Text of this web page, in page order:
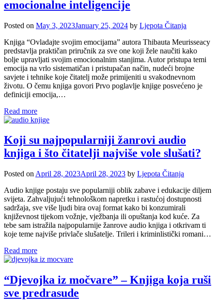
emocionalne inteligencije
Posted on May 3, 2023January 25, 2024 by Ljepota Čitanja
Knjiga “Ovladajte svojim emocijama” autora Thibauta Meurisseacy
predstavlja praktičan priručnik za sve one koji žele naučiti kako
bolje upravljati svojim emocionalnim stanjima. Autor pristupa temi
emocija na vrlo sistematičan i pristupačan način, nudeći brojne
savjete i tehnike koje čitatelj može primijeniti u svakodnevnom
životu. O čemu knjiga govori Prvo poglavlje knjige posvećeno je
definiciji emocija,…
Read more
Koji su najpopularniji žanrovi audio
knjiga i što čitatelji najviše vole slušati?
Posted on April 28, 2023April 28, 2023 by Ljepota Čitanja
Audio knjige postaju sve popularniji oblik zabave i edukacije diljem
svijeta. Zahvaljujući tehnološkom napretku i rastućoj dostupnosti
sadržaja, sve više ljudi bira ovaj format kako bi konzumirali
književnost tijekom vožnje, vježbanja ili opuštanja kod kuće. Za
tebe sam istražila najpopularnije žanrove audio knjiga i otkrivam ti
koje teme najviše privlače slušatelje. Trileri i kriminlistički romani…
Read more
“Djevojka iz močvare” – Knjiga koja ruši
sve predrasude